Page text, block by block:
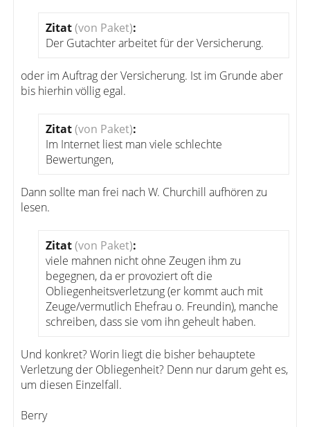
Zitat(von Paket):
Der Gutachter arbeitet für der Versicherung.
oder im Auftrag der Versicherung. Ist im Grunde aber
bis hierhin völlig egal.
Zitat(von Paket):
Im Internet liest man viele schlechte
Bewertungen,
Dann sollte man frei nach W. Churchill aufhören zu
lesen.
Zitat(von Paket):
viele mahnen nicht ohne Zeugen ihm zu
begegnen, da er provoziert oft die
Obliegenheitsverletzung (er kommt auch mit
Zeuge/vermutlich Ehefrau o. Freundin), manche
schreiben, dass sie vom ihn geheult haben.
Und konkret? Worin liegt die bisher behauptete
Verletzung der Obliegenheit? Denn nur darum geht es,
um diesen Einzelfall.
Berry